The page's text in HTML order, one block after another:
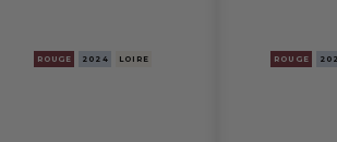
ROUGE 2024 LOIRE ROUGE